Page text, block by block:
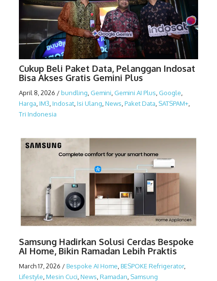
Cukup Beli Paket Data, Pelanggan Indosat
Bisa Akses Gratis Gemini Plus
April 8, 2026 /bundling Gemini Gemini AI Plus Google
Harga IM3 Indosat Isi Ulang News Paket Data SATSPAM+
Tri Indonesia
Samsung Hadirkan Solusi Cerdas Bespoke
AI Home, Bikin Ramadan Lebih Praktis
March 17, 2026 /Bespoke AI Home BESPOKE Refrigerator,
Lifestyle Mesin Cuci News Ramadan Samsung